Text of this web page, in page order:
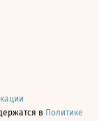
в Политике